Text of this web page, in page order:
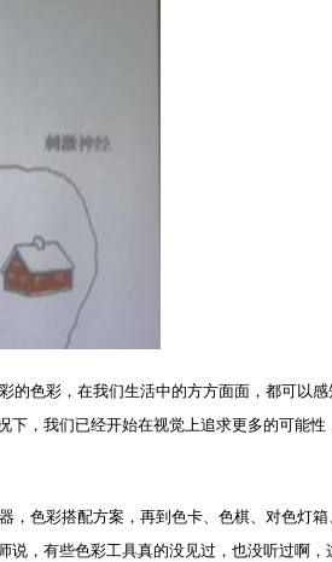
色彩，在我们生活中的方方面面，都可以
，我们已经开始在视觉上追求更多的可能
色彩搭配方案，再到色卡、色棋、对色灯
，有些色彩工具真的没见过，也没听过啊，